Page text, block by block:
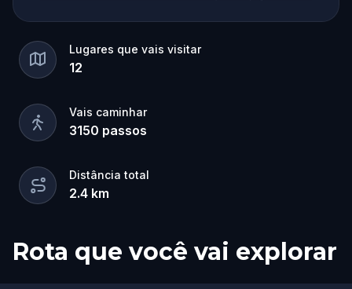
Lugares que vais visitar
12
Vais caminhar
3150 passos
Distância total
2.4 km
Rota que você vai explorar
Início
Fim